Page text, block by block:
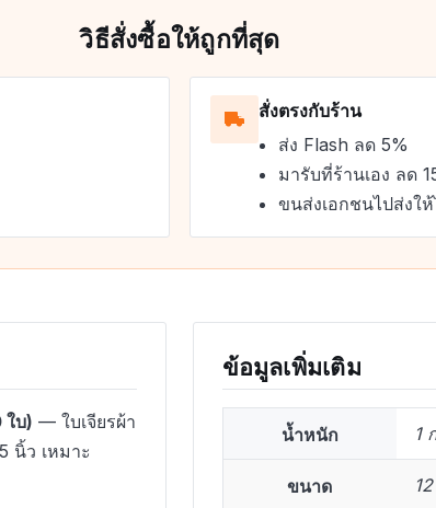
วิธีสั่งซื้อให้ถูกที่สุด
สั่งตรงกับร้าน
ส่ง Flash ลด 5%
มารับที่ร้านเอง ลด
ขนส่งเอกชนไปส่งใ
ใบ) — ใบเจียรผ้า
นิ้ว เหมาะ
ข้อมูลเพิ่มเติม
น้ำหนัก 1
ขนาด